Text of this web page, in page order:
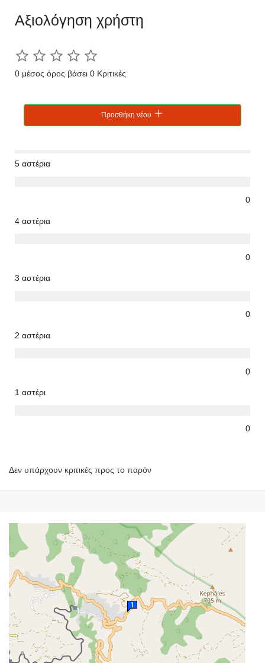
Αξιολόγηση χρήστη
0 μέσος όρος βάσει 0 Κριτικές
Προσθήκη νέου
5 αστέρια
0
4 αστέρια
0
3 αστέρια
0
2 αστέρια
0
1 αστέρι
0
Δεν υπάρχουν κριτικές προς το παρόν